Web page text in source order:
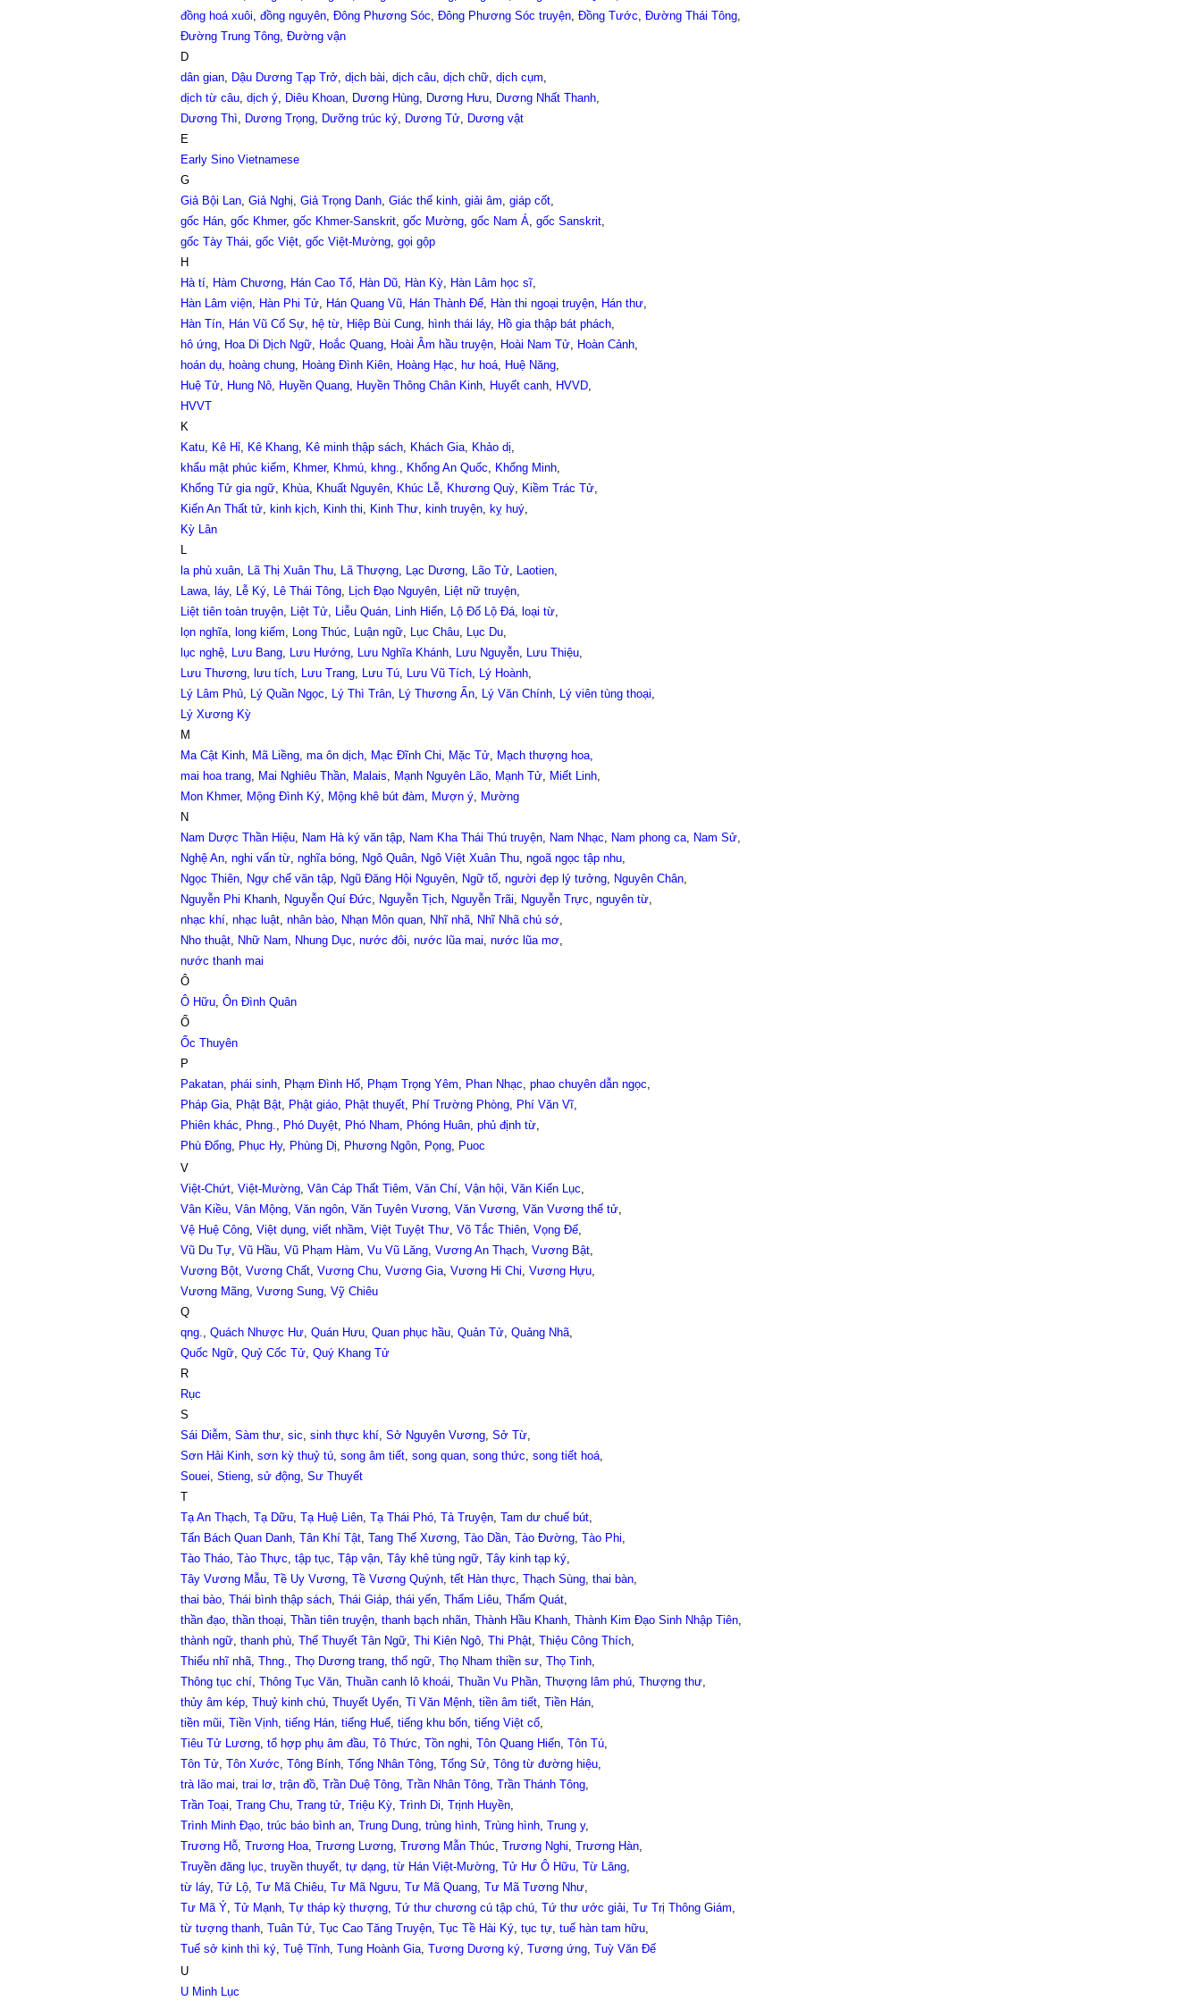
đồng hoá xuôi, đồng nguyên, Đông Phương Sóc, Đông Phương Sóc truyện, Đồng Tước, Đường Thái Tông,
Đường Trung Tông, Đường vận
D
dân gian, Dậu Dương Tạp Trở, dịch bài, dịch câu, dịch chữ, dịch cụm,
dịch từ câu, dịch ý, Diêu Khoan, Dương Hùng, Dương Hưu, Dương Nhất Thanh,
Dương Thì, Dương Trọng, Dưỡng trúc ký, Dương Tử, Dương vật
E
Early Sino Vietnamese
G
Giả Bội Lan, Giả Nghị, Giả Trọng Danh, Giác thế kinh, giải âm, giáp cốt,
gốc Hán, gốc Khmer, gốc Khmer-Sanskrit, gốc Mường, gốc Nam Á, gốc Sanskrit,
gốc Tày Thái, gốc Việt, gốc Việt-Mường, gọi gộp
H
Hà tí, Hàm Chương, Hán Cao Tổ, Hàn Dũ, Hàn Kỳ, Hàn Lâm học sĩ,
Hàn Lâm viện, Hàn Phi Tử, Hán Quang Vũ, Hán Thành Đế, Hàn thi ngoại truyện, Hán thư,
Hàn Tín, Hán Vũ Cố Sự, hệ từ, Hiệp Bùi Cung, hình thái láy, Hồ gia thập bát phách,
hô ứng, Hoa Di Dịch Ngữ, Hoắc Quang, Hoài Âm hầu truyện, Hoài Nam Tử, Hoàn Cảnh,
hoán dụ, hoàng chung, Hoàng Đình Kiên, Hoàng Hạc, hư hoá, Huệ Năng,
Huệ Tử, Hung Nô, Huyền Quang, Huyền Thông Chân Kinh, Huyết canh, HVVD,
HVVT
K
Katu, Kê Hỉ, Kê Khang, Kê minh thập sách, Khách Gia, Khảo dị,
khẩu mật phúc kiếm, Khmer, Khmú, khng., Khổng An Quốc, Khổng Minh,
Khổng Tử gia ngữ, Khùa, Khuất Nguyên, Khúc Lễ, Khương Quỳ, Kiềm Trác Tử,
Kiến An Thất tử, kinh kịch, Kinh thi, Kinh Thư, kinh truyện, kỵ huý,
Kỳ Lân
L
la phù xuân, Lã Thị Xuân Thu, Lã Thượng, Lạc Dương, Lão Tử, Laotien,
Lawa, láy, Lễ Ký, Lê Thái Tông, Lịch Đạo Nguyên, Liệt nữ truyện,
Liệt tiên toàn truyện, Liệt Tử, Liễu Quán, Linh Hiến, Lộ Đố Lộ Đá, loại từ,
lọn nghĩa, long kiếm, Long Thúc, Luận ngữ, Lục Châu, Lục Du,
lục nghệ, Lưu Bang, Lưu Hướng, Lưu Nghĩa Khánh, Lưu Nguyễn, Lưu Thiệu,
Lưu Thương, lưu tích, Lưu Trang, Lưu Tú, Lưu Vũ Tích, Lý Hoành,
Lý Lâm Phủ, Lý Quần Ngọc, Lý Thì Trân, Lý Thương Ẩn, Lý Văn Chính, Lý viên tùng thoại,
Lý Xương Kỳ
M
Ma Cật Kinh, Mã Liềng, ma ôn dịch, Mạc Đĩnh Chi, Mặc Tử, Mạch thượng hoa,
mai hoa trang, Mai Nghiêu Thần, Malais, Mạnh Nguyên Lão, Mạnh Tử, Miết Linh,
Mon Khmer, Mộng Đình Ký, Mộng khê bút đàm, Mượn ý, Mường
N
Nam Dược Thần Hiệu, Nam Hà ký văn tập, Nam Kha Thái Thú truyện, Nam Nhạc, Nam phong ca, Nam Sử,
Nghệ An, nghi vấn từ, nghĩa bóng, Ngô Quân, Ngô Việt Xuân Thu, ngoã ngọc tập nhu,
Ngọc Thiên, Ngự chế văn tập, Ngũ Đăng Hội Nguyên, Ngữ tố, người đẹp lý tưởng, Nguyên Chân,
Nguyễn Phi Khanh, Nguyễn Quí Đức, Nguyễn Tịch, Nguyễn Trãi, Nguyễn Trực, nguyên từ,
nhạc khí, nhạc luật, nhân bào, Nhạn Môn quan, Nhĩ nhã, Nhĩ Nhã chú sớ,
Nho thuật, Nhữ Nam, Nhung Dục, nước đôi, nước lũa mai, nước lũa mơ,
nước thanh mai
Ô
Ô Hữu, Ôn Đình Quân
Ố
Ốc Thuyên
P
Pakatan, phái sinh, Phạm Đình Hổ, Phạm Trọng Yêm, Phan Nhạc, phao chuyên dẫn ngọc,
Pháp Gia, Phật Bật, Phật giáo, Phật thuyết, Phí Trường Phòng, Phí Văn Vĩ,
Phiên khác, Phng., Phó Duyệt, Phó Nham, Phóng Huân, phủ định từ,
Phù Đổng, Phục Hy, Phùng Dị, Phương Ngôn, Pọng, Puoc
V
Việt-Chứt, Việt-Mường, Vân Cáp Thất Tiêm, Văn Chí, Vận hội, Văn Kiến Lục,
Vân Kiều, Vân Mộng, Văn ngôn, Văn Tuyên Vương, Văn Vương, Văn Vương thế tử,
Vệ Huệ Công, Việt dụng, viết nhầm, Việt Tuyệt Thư, Võ Tắc Thiên, Vọng Đế,
Vũ Du Tự, Vũ Hầu, Vũ Phạm Hàm, Vu Vũ Lăng, Vương An Thạch, Vương Bật,
Vương Bột, Vương Chất, Vương Chu, Vương Gia, Vương Hi Chi, Vương Hựu,
Vương Mãng, Vương Sung, Vỹ Chiêu
Q
qng., Quách Nhược Hư, Quán Hưu, Quan phục hầu, Quản Tử, Quảng Nhã,
Quốc Ngữ, Quỷ Cốc Tử, Quý Khang Tử
R
Rục
S
Sái Diễm, Sàm thư, sic, sinh thực khí, Sở Nguyên Vương, Sở Từ,
Sơn Hải Kinh, sơn kỳ thuỷ tú, song âm tiết, song quan, song thức, song tiết hoá,
Souei, Stieng, sử động, Sư Thuyết
T
Tạ An Thạch, Tạ Dữu, Tạ Huệ Liên, Tạ Thái Phó, Tả Truyện, Tam dư chuế bút,
Tấn Bách Quan Danh, Tân Khí Tật, Tang Thế Xương, Tào Dần, Tào Đường, Tào Phi,
Tào Tháo, Tào Thực, tập tục, Tập vận, Tây khê tùng ngữ, Tây kinh tạp ký,
Tây Vương Mẫu, Tề Uy Vương, Tề Vương Quýnh, tết Hàn thực, Thạch Sùng, thai bàn,
thai bào, Thái bình thập sách, Thái Giáp, thái yến, Thẩm Liêu, Thẩm Quát,
thần đạo, thần thoại, Thần tiên truyện, thanh bạch nhãn, Thành Hầu Khanh, Thành Kim Đạo Sinh Nhập Tiên,
thành ngữ, thanh phù, Thế Thuyết Tân Ngữ, Thi Kiên Ngô, Thi Phật, Thiệu Công Thích,
Thiểu nhĩ nhã, Thng., Thọ Dương trang, thổ ngữ, Thọ Nham thiền sư, Thọ Tinh,
Thông tục chí, Thông Tục Văn, Thuần canh lô khoái, Thuần Vu Phần, Thượng lâm phú, Thượng thư,
thủy âm kép, Thuỷ kinh chú, Thuyết Uyển, Tỉ Văn Mệnh, tiền âm tiết, Tiền Hán,
tiền mũi, Tiền Vịnh, tiếng Hán, tiếng Huế, tiếng khu bốn, tiếng Việt cổ,
Tiêu Tử Lương, tổ hợp phụ âm đầu, Tô Thức, Tồn nghi, Tôn Quang Hiến, Tôn Tú,
Tôn Tử, Tôn Xước, Tông Bính, Tống Nhân Tông, Tống Sử, Tông từ đường hiệu,
trà lão mai, trai lơ, trận đồ, Trần Duệ Tông, Trần Nhân Tông, Trần Thánh Tông,
Trần Toại, Trang Chu, Trang tử, Triệu Kỳ, Trình Di, Trịnh Huyền,
Trình Minh Đạo, trúc báo bình an, Trung Dung, trùng hình, Trùng hình, Trung y,
Trương Hỗ, Trương Hoa, Trương Lương, Trương Mẫn Thúc, Trương Nghi, Trương Hàn,
Truyền đăng lục, truyền thuyết, tự dạng, từ Hán Việt-Mường, Tử Hư Ô Hữu, Từ Lăng,
từ láy, Tử Lộ, Tư Mã Chiêu, Tư Mã Ngưu, Tư Mã Quang, Tư Mã Tương Như,
Tư Mã Ý, Tử Mạnh, Tự tháp kỳ thượng, Tứ thư chương cú tập chú, Tứ thư ước giải, Tư Trị Thông Giám,
từ tượng thanh, Tuân Tử, Tục Cao Tăng Truyện, Tục Tề Hài Ký, tục tự, tuế hàn tam hữu,
Tuế sở kinh thì ký, Tuệ Tĩnh, Tung Hoành Gia, Tương Dương ký, Tương ứng, Tuỳ Văn Đế
U
U Minh Lục